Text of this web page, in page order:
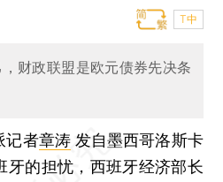
T中
财政联盟是欧元债券先决条
记者章涛发自墨西哥洛斯卡
牙的担忧，西班牙经济部长